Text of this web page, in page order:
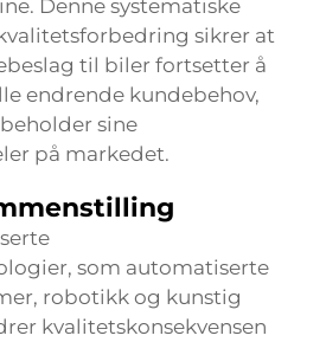
Denne systematiske
sikrer at
til biler fortsetter å
endrende kundebehov,
sine
på markedet.
som automatiserte
robotikk og kunstig
kvalitetskonsekvensen